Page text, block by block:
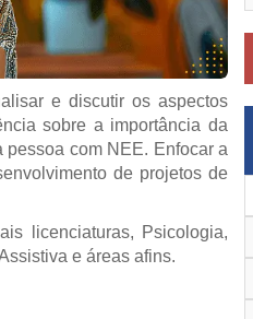
e discutir os aspectos
sobre a importância da
com NEE. Enfocar a
de projetos de
licenciaturas, Psicologia,
e áreas afins.